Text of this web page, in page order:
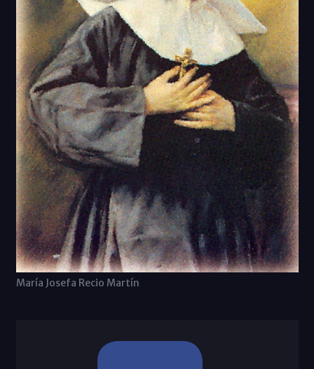
María Josefa Recio Martín